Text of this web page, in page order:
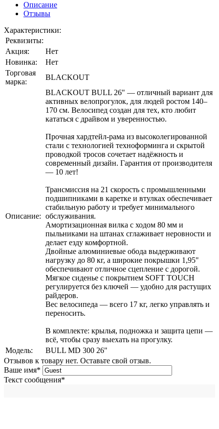
Описание
Отзывы
Характеристики:
Реквизиты:
Акция:
Нет
Новинка:
Нет
Торговая
марка:
BLACKOUT
Описание:
BLACKOUT BULL 26" — отличный вариант для
активных велопрогулок, для людей ростом 140–
170 см. Велосипед создан для тех, кто любит
кататься с драйвом и уверенностью.
Прочная хардтейл-рама из высоколегированной
стали с технологией техноформинга и скрытой
проводкой тросов сочетает надёжность и
современный дизайн. Гарантия от производителя
— 10 лет!
Трансмиссия на 21 скорость с промышленными
подшипниками в каретке и втулках обеспечивает
стабильную работу и требует минимального
обслуживания.
Амортизационная вилка с ходом 80 мм и
пыльниками на штанах сглаживает неровности и
делает езду комфортной.
Двойные алюминиевые обода выдерживают
нагрузку до 80 кг, а широкие покрышки 1,95"
обеспечивают отличное сцепление с дорогой.
Мягкое сиденье с покрытием SOFT TOUCH
регулируется без ключей — удобно для растущих
райдеров.
Вес велосипеда — всего 17 кг, легко управлять и
переносить.
В комплекте: крылья, подножка и защита цепи —
всё, чтобы сразу выехать на прогулку.
Модель:
BULL MD 300 26"
Отзывов к товару нет. Оставьте свой отзыв.
Ваше имя*
Текст сообщения*